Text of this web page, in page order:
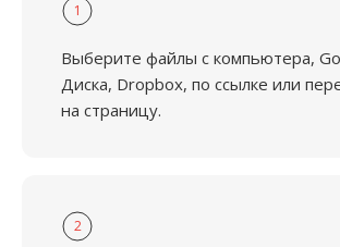
1
Выберите файлы с компьютера,
Диска, Dropbox, по ссылке или
на страницу.
2